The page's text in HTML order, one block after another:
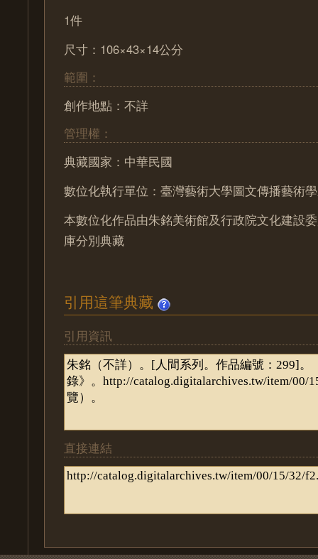
1件
尺寸：106×43×14公分
範圍：
創作地點：不詳
管理權：
典藏國家：中華民國
數位化執行單位：臺灣藝術大學圖文傳播藝術
本數位化作品由朱銘美術館及行政院文化建設
庫分別典藏
引用這筆典藏
引用資訊
直接連結